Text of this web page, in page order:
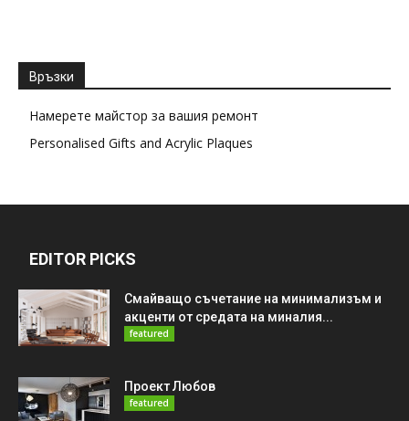
Връзки
Намерете майстор за вашия ремонт
Personalised Gifts and Acrylic Plaques
EDITOR PICKS
Смайващо съчетание на минимализъм и
акценти от средата на миналия...
featured
Проект Любов
featured